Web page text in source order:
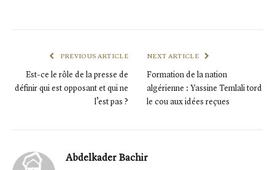
PREVIOUS ARTICLE
Est-ce le rôle de la presse de
définir qui est opposant et qui ne
l’est pas ?
NEXT ARTICLE
Formation de la nation
algérienne : Yassine Temlali tord
le cou aux idées reçues
Abdelkader Bachir